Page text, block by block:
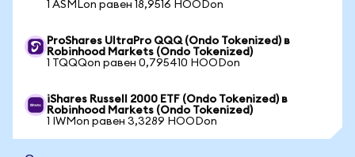
1 ASMLon равен 18,9516 HOODon
ProShares UltraPro QQQ (Ondo Tokenized) в
Robinhood Markets (Ondo Tokenized)
1 TQQQon равен 0,795410 HOODon
iShares Russell 2000 ETF (Ondo Tokenized) в
Robinhood Markets (Ondo Tokenized)
1 IWMon равен 3,3289 HOODon